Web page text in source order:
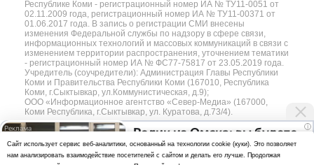
Республике Коми - регистрационный номер ИА № ТУ11-0051 от
02.11.2009 года, регистрационный номер ИА № ТУ11-00371 от
01.06.2017 года. В запись о регистрации СМИ внесены
изменения Федеральной службы по надзору в сфере связи,
информационных технологий и массовых коммуникаций в связи с
изменением территории распространения, уточнением тематики
- регистрационный номер ИА № ФС77-75817 от 23.05.2019 года.
Учредитель (соучредители): Администрация Главы Республики
Коми и Правительства Республики Коми (167010, Республика
Коми, г.Сыктывкар, ул.Коммунистическая, д.9);
ООО «Информационное агентство «Север-Медиа» (167000,
Коми Республика, г.Сыктывкар, ул. Куратова, д.73/4).
Разработка сайта — web-студия «Цифровой Век»
i
Ролик из Омска: вы будете
смеяться долго
Политика
Cайт использует сервис веб-аналитики, основанный на технологии cookie (куки). Это позволяет
нам анализировать взаимодействие посетителей с сайтом и делать его лучше. Продолжая